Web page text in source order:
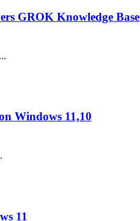
GROK Knowledge Base
Windows 11,10
11